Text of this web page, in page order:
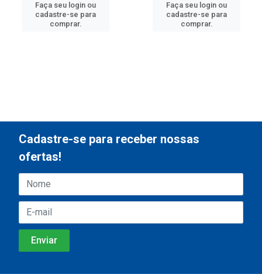
Faça seu login ou
cadastre-se para
comprar.
Faça seu login ou
cadastre-se para
comprar.
Cadastre-se para receber nossas
ofertas!